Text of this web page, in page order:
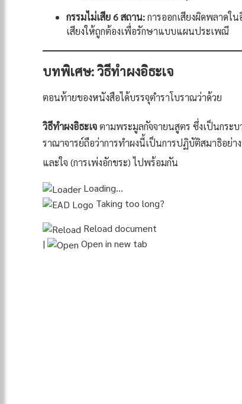
กรรมไม่เสีย 6 สถาน:การออกเสียงผิดพลาดใ
เสียงให้ถูกต้องเพื่อรักษาแบบแผนประเพณี
บทพิเศษ: วิธีทำผงอิธะเจ
ตอนท้ายของหนังสือได้บรรจุตำราโบราณว่าด้วย
วิธีทำผงอิธะเจตามพระมูลกัจจายนสูตร ซึ่งเป็นกระ
ราณาจารย์ถือว่าการทำผงนี้เป็นการปฏิบัติสมาธิอย่า
และใจ (การเพ่งอักขระ) ไปพร้อมกัน
Loading…
Taking too long?
Reload document
|
Open in new tab